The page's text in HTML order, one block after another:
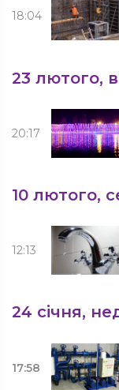
18:04
23 лютого,
20:17
10 лютого,
12:13
24 січня,
17:58